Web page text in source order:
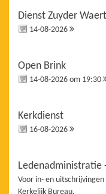
Dienst Zuyder
14-08-2026
Open Brink
14-08-2026 om 19:30
Kerkdienst
16-08-2026
Ledenadministratie
Voor in- en
Kerkelijk Bureau.